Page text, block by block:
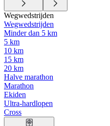
Wegwedstrijden
Wegwedstrijden
Minder dan 5 km
5 km
10 km
15 km
20 km
Halve marathon
Marathon
Ekiden
Ultra-hardlopen
Cross